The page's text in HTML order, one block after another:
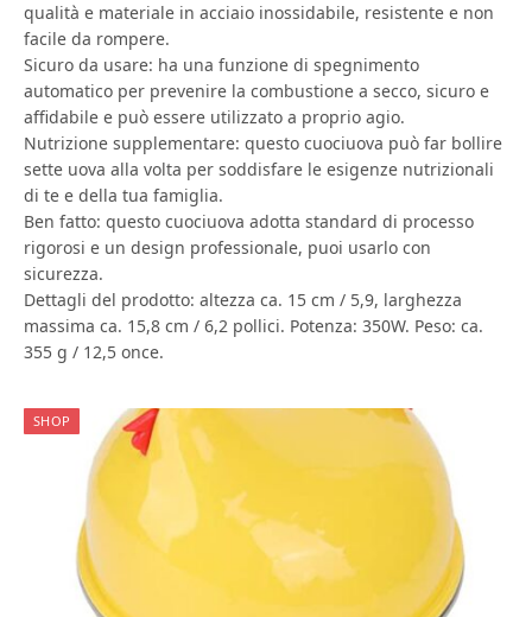
qualità e materiale in acciaio inossidabile, resistente e non
facile da rompere.
Sicuro da usare: ha una funzione di spegnimento
automatico per prevenire la combustione a secco, sicuro e
affidabile e può essere utilizzato a proprio agio.
Nutrizione supplementare: questo cuociuova può far bollire
sette uova alla volta per soddisfare le esigenze nutrizionali
di te e della tua famiglia.
Ben fatto: questo cuociuova adotta standard di processo
rigorosi e un design professionale, puoi usarlo con
sicurezza.
Dettagli del prodotto: altezza ca. 15 cm / 5,9, larghezza
massima ca. 15,8 cm / 6,2 pollici. Potenza: 350W. Peso: ca.
355 g / 12,5 once.
SHOP